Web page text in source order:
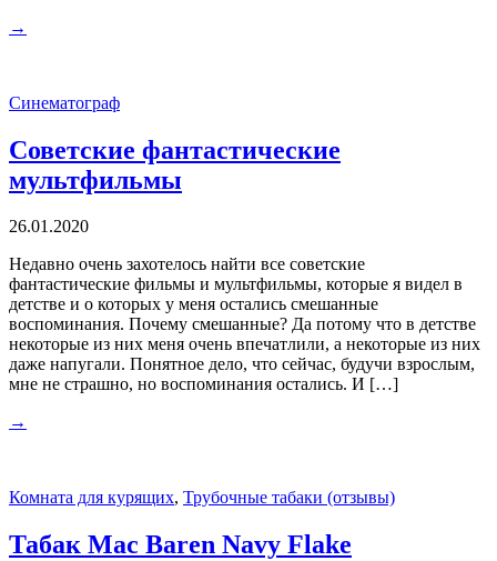
→
Синематограф
Советские фантастические
мультфильмы
26.01.2020
Недавно очень захотелось найти все советские
фантастические фильмы и мультфильмы, которые я видел в
детстве и о которых у меня остались смешанные
воспоминания. Почему смешанные? Да потому что в детстве
некоторые из них меня очень впечатлили, а некоторые из них
даже напугали. Понятное дело, что сейчас, будучи взрослым,
мне не страшно, но воспоминания остались. И […]
→
Комната для курящих, Трубочные табаки (отзывы)
Табак Mac Baren Navy Flake